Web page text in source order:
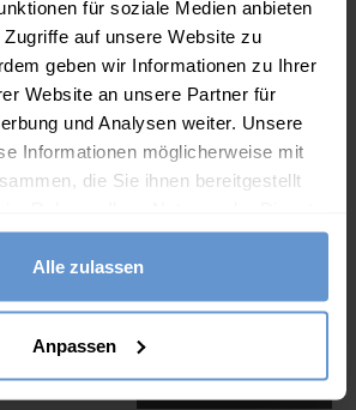
für soziale Medien anbieten
auf unsere Website zu
geben wir Informationen zu Ihrer
Website an unsere Partner für
und Analysen weiter. Unsere
Informationen möglicherweise mit
die Sie ihnen bereitgestellt
Alle zulassen
Anpassen
?? ""
75.00€
IN DEN WARENKORB